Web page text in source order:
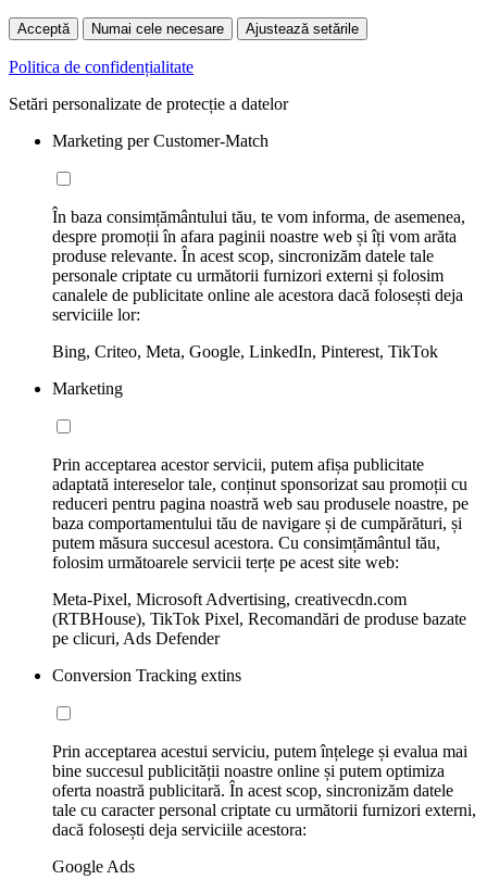
Acceptă Numai cele necesare Ajustează setările
Politica de confidențialitate
Setări personalizate de protecție a datelor
Marketing per Customer-Match
În baza consimțământului tău, te vom informa, de asemenea,
despre promoții în afara paginii noastre web și îți vom arăta
produse relevante. În acest scop, sincronizăm datele tale
personale criptate cu următorii furnizori externi și folosim
canalele de publicitate online ale acestora dacă folosești deja
serviciile lor:
Bing, Criteo, Meta, Google, LinkedIn, Pinterest, TikTok
Marketing
Prin acceptarea acestor servicii, putem afișa publicitate
adaptată intereselor tale, conținut sponsorizat sau promoții cu
reduceri pentru pagina noastră web sau produsele noastre, pe
baza comportamentului tău de navigare și de cumpărături, și
putem măsura succesul acestora. Cu consimțământul tău,
folosim următoarele servicii terțe pe acest site web:
Meta-Pixel, Microsoft Advertising, creativecdn.com
(RTBHouse), TikTok Pixel, Recomandări de produse bazate
pe clicuri, Ads Defender
Conversion Tracking extins
Prin acceptarea acestui serviciu, putem înțelege și evalua mai
bine succesul publicității noastre online și putem optimiza
oferta noastră publicitară. În acest scop, sincronizăm datele
tale cu caracter personal criptate cu următorii furnizori externi,
dacă folosești deja serviciile acestora:
Google Ads